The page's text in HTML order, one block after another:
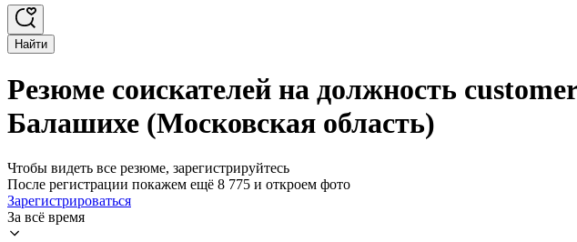
Найти
Резюме соискателей на должность
Балашихе (Московская область)
Чтобы видеть все резюме, зарегистрируйтесь
После регистрации покажем ещё 8 775 и откроем фото
Зарегистрироваться
За всё время